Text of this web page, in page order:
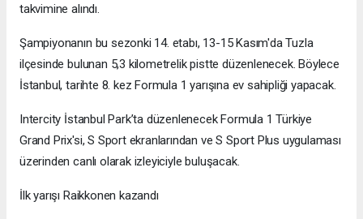
takvimine alındı.
Şampiyonanın bu sezonki 14. etabı, 13-15 Kasım'da Tuzla
ilçesinde bulunan 5,3 kilometrelik pistte düzenlenecek. Böylece
İstanbul, tarihte 8. kez Formula 1 yarışına ev sahipliği yapacak.
Intercity İstanbul Park’ta düzenlenecek Formula 1 Türkiye
Grand Prix'si, S Sport ekranlarından ve S Sport Plus uygulaması
üzerinden canlı olarak izleyiciyle buluşacak.
İlk yarışı Raikkonen kazandı